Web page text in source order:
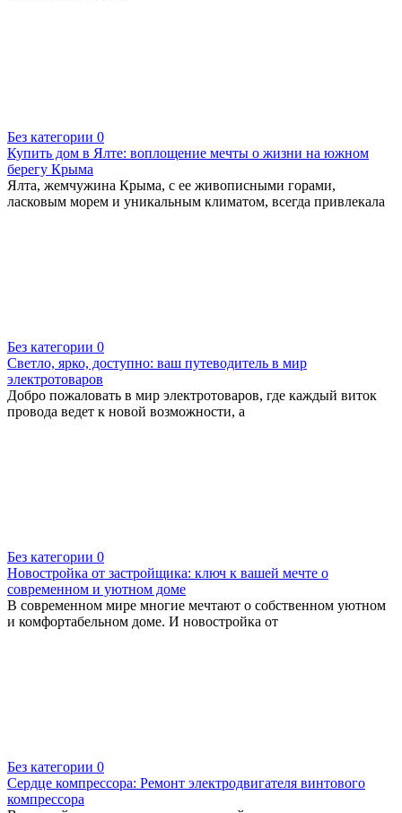
Без категории 0
Купить дом в Ялте: воплощение мечты о жизни на южном
берегу Крыма
Ялта, жемчужина Крыма, с ее живописными горами,
ласковым морем и уникальным климатом, всегда привлекала
Без категории 0
Светло, ярко, доступно: ваш путеводитель в мир
электротоваров
Добро пожаловать в мир электротоваров, где каждый виток
провода ведет к новой возможности, а
Без категории 0
Новостройка от застройщика: ключ к вашей мечте о
современном и уютном доме
В современном мире многие мечтают о собственном уютном
и комфортабельном доме. И новостройка от
Без категории 0
Сердце компрессора: Ремонт электродвигателя винтового
компрессора